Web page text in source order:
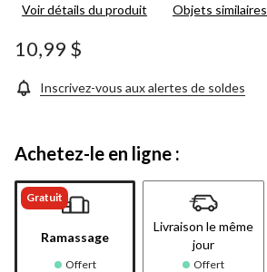
Voir détails du produit Objets similaires
10,99 $
Inscrivez-vous aux alertes de soldes
Achetez-le en ligne :
Gratuit
Ramassage
Offert
Livraison le même
jour
Offert